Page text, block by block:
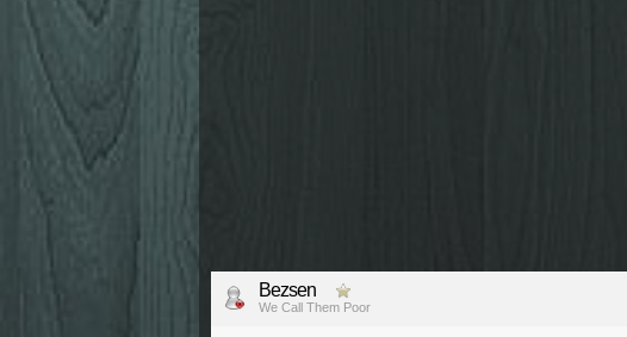
Bezsen
We Call Them Poor